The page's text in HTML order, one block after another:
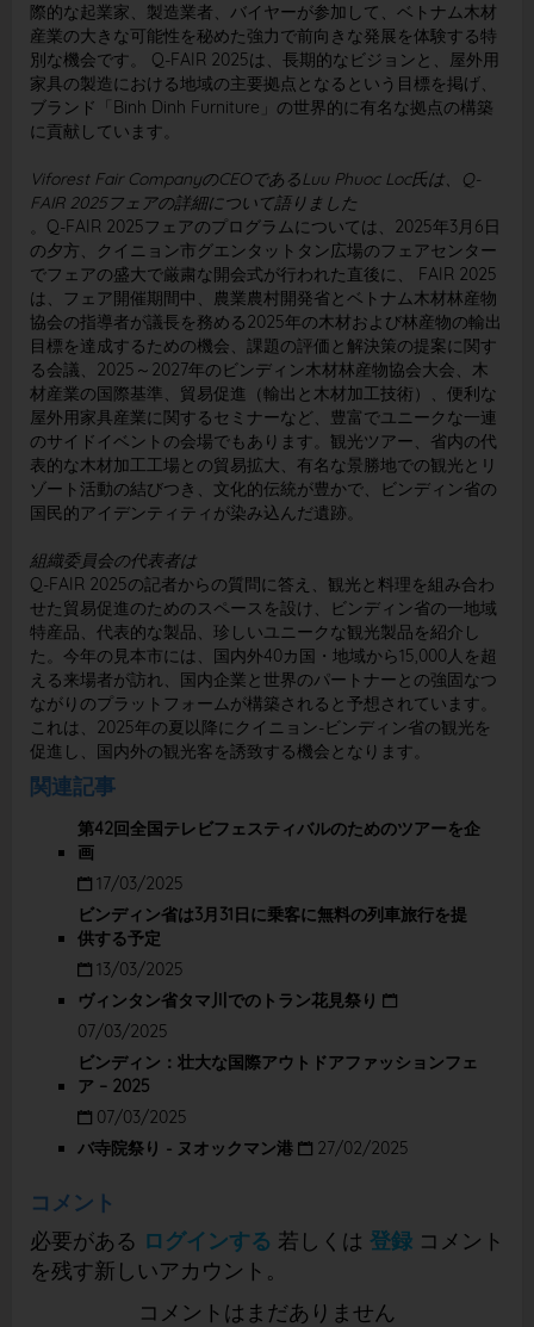
際的な起業家、製造業者、バイヤーが参加して、ベトナム木材
産業の大きな可能性を秘めた強力で前向きな発展を体験する特
別な機会です。 Q-FAIR 2025は、長期的なビジョンと、屋外用
家具の製造における地域の主要拠点となるという目標を掲げ、
ブランド「Binh Dinh Furniture」の世界的に有名な拠点の構築
に貢献しています。
Viforest Fair CompanyのCEOであるLuu Phuoc Loc氏は、Q-
FAIR 2025フェアの詳細について語りました
。Q-FAIR 2025フェアのプログラムについては、2025年3月6日
の夕方、クイニョン市グエンタットタン広場のフェアセンター
でフェアの盛大で厳粛な開会式が行われた直後に、 FAIR 2025
は、フェア開催期間中、農業農村開発省とベトナム木材林産物
協会の指導者が議長を務める2025年の木材および林産物の輸出
目標を達成するための機会、課題の評価と解決策の提案に関す
る会議、2025～2027年のビンディン木材林産物協会大会、木
材産業の国際基準、貿易促進（輸出と木材加工技術）、便利な
屋外用家具産業に関するセミナーなど、豊富でユニークな一連
のサイドイベントの会場でもあります。観光ツアー、省内の代
表的な木材加工工場との貿易拡大、有名な景勝地での観光とリ
ゾート活動の結びつき、文化的伝統が豊かで、ビンディン省の
国民的アイデンティティが染み込んだ遺跡。
組織委員会の代表者は
Q-FAIR 2025の記者からの質問に答え、観光と料理を組み合わ
せた貿易促進のためのスペースを設け、ビンディン省の一地域
特産品、代表的な製品、珍しいユニークな観光製品を紹介し
た。今年の見本市には、国内外40カ国・地域から15,000人を超
える来場者が訪れ、国内企業と世界のパートナーとの強固なつ
ながりのプラットフォームが構築されると予想されています。
これは、2025年の夏以降にクイニョン-ビンディン省の観光を
促進し、国内外の観光客を誘致する機会となります。
関連記事
第42回全国テレビフェスティバルのためのツアーを企
画
17/03/2025
ビンディン省は3月31日に乗客に無料の列車旅行を提
供する予定
13/03/2025
ヴィンタン省タマ川でのトラン花見祭り
07/03/2025
ビンディン：壮大な国際アウトドアファッションフェ
ア – 2025
07/03/2025
バ寺院祭り - ヌオックマン港
27/02/2025
コメント
必要がある ログインする 若しくは 登録 コメント
を残す新しいアカウント。
コメントはまだありません